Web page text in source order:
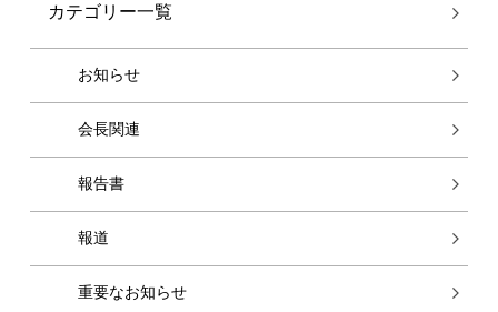
カテゴリー一覧
お知らせ
会長関連
報告書
報道
重要なお知らせ